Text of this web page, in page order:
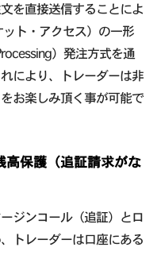
を直接送信することによ
ト・アクセス）の一形
）発注方式を通
により、トレーダーは非
お楽しみ頂く事が可能で
高保護（追証請求がな
ジンコール（追証）とロ
トレーダーは口座にある